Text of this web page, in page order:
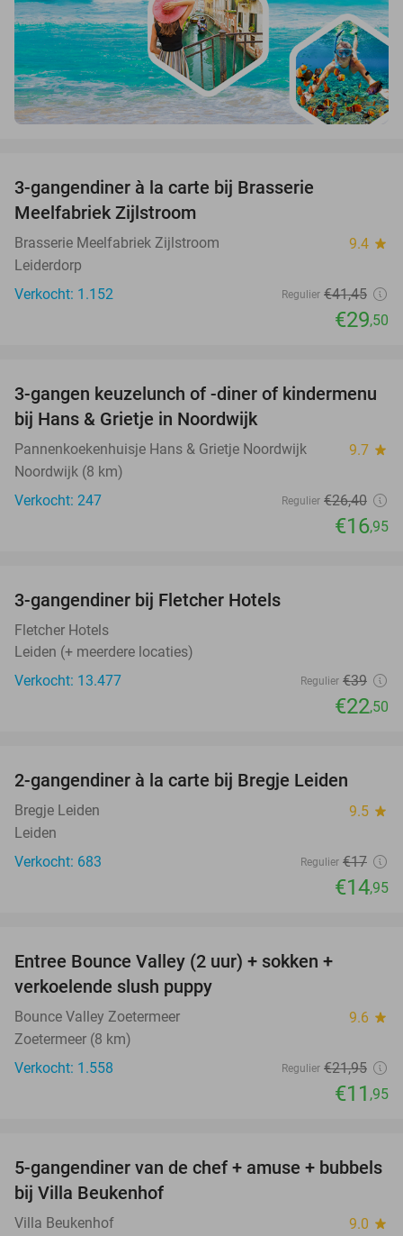
3-gangendiner à la carte bij Brasserie
Meelfabriek Zijlstroom
Brasserie Meelfabriek Zijlstroom 9.4 star
Leiderdorp
Verkocht: 1.152
Regulier €41,45
€29,50
36%
3-gangen keuzelunch of -diner of kindermenu
bij Hans & Grietje in Noordwijk
Pannenkoekenhuisje Hans & Grietje Noordwijk 9.7 star
Noordwijk (8 km)
Verkocht: 247
Regulier €26,40
€16,95
3-gangendiner bij Fletcher Hotels
Fletcher Hotels
Leiden (+ meerdere locaties)
Verkocht: 13.477
Regulier €39
€22,50
2-gangendiner à la carte bij Bregje Leiden
Bregje Leiden 9.5 star
Leiden
Verkocht: 683
Regulier €17
€14,95
Entree Bounce Valley (2 uur) + sokken +
verkoelende slush puppy
Bounce Valley Zoetermeer 9.6 star
Zoetermeer (8 km)
Verkocht: 1.558
Regulier €21,95
€11 ,95
51%
5-gangendiner van de chef + amuse + bubbels
bij Villa Beukenhof
Villa Beukenhof 9.0 star